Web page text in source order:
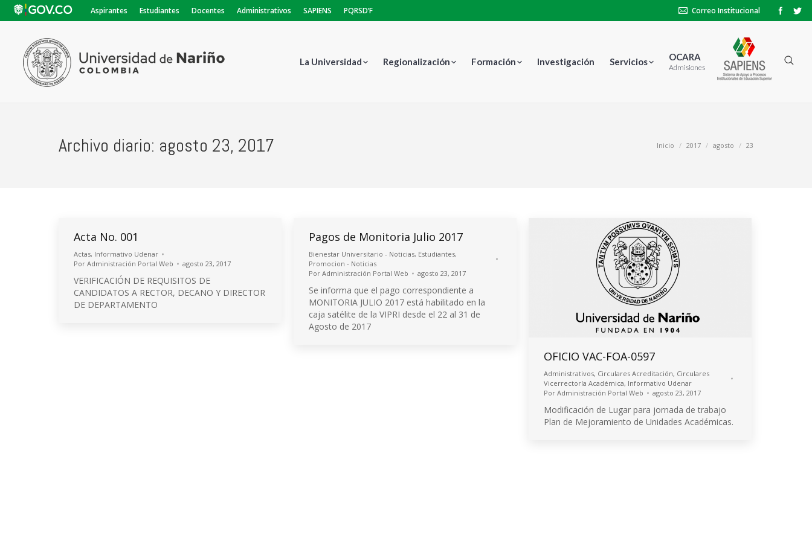
Aspirantes Estudiantes Docentes Administrativos SAPIENS PQRSD’F Correo Institucional
La Universidad Regionalización Formación Investigación Servicios OCARA
Admisiones
Archivo diario: agosto 23, 2017 Inicio 2017 agosto 23
Acta No. 001
Actas, Informativo Udenar
Por Administración Portal Web agosto 23, 2017
VERIFICACIÓN DE REQUISITOS DE
CANDIDATOS A RECTOR, DECANO Y DIRECTOR
DE DEPARTAMENTO
Pagos de Monitoria Julio 2017
Bienestar Universitario - Noticias, Estudiantes,
Promocion - Noticias
Por Administración Portal Web agosto 23, 2017
Se informa que el pago correspondiente a
MONITORIA JULIO 2017 está habilitado en la
caja satélite de la VIPRI desde el 22 al 31 de
Agosto de 2017
OFICIO VAC-FOA-0597
Administrativos, Circulares Acreditación, Circulares
Vicerrectoría Académica, Informativo Udenar
Por Administración Portal Web agosto 23, 2017
Modificación de Lugar para jornada de trabajo
Plan de Mejoramiento de Unidades Académicas.